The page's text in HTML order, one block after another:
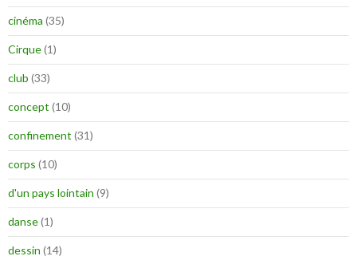
cinéma (35)
Cirque(1)
club (33)
concept (10)
confinement (31)
corps (10)
d'un pays lointain (9)
danse(1)
dessin (14)